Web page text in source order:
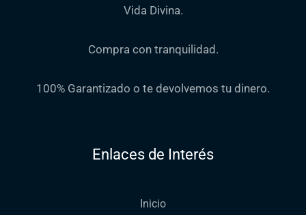
Vida Divina.
Compra con tranquilidad.
100% Garantizado o te devolvemos tu dinero.
Enlaces de Interés
Inicio